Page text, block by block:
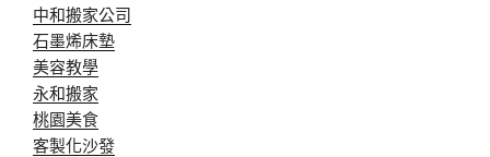
中和搬家公司
石墨烯床墊
美容教學
永和搬家
桃園美食
客製化沙發